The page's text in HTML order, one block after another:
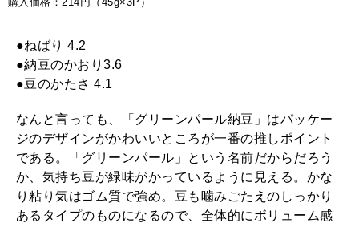
購入価格：214円（45g×3P）
●ねばり 4.2
●納豆のかおり3.6
●豆のかたさ 4.1
なんと言っても、「グリーンパール納豆」はパッケー
ジのデザインがかわいいところが一番の推しポイント
である。「グリーンパール」という名前だからだろう
か、気持ち豆が緑味がかっているように見える。かな
り粘り気はゴム質で強め。豆も噛みごたえのしっかり
あるタイプのものになるので、全体的にボリューム感